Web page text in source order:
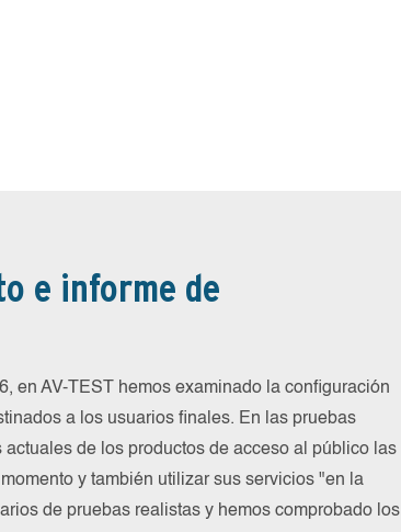
e informe de
en AV-TEST hemos examinado la configuración
a los usuarios finales. En las pruebas
de los productos de acceso al público las
y también utilizar sus servicios "en la
de pruebas realistas y hemos comprobado los